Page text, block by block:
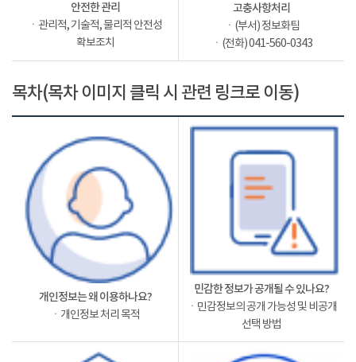
안전한 관리
ㆍ관리적, 기술적, 물리적 안전성
확보조치
고충사항처리
ㆍ(부서) 정보화팀
ㆍ(전화) 041-560-0343
목차(목차 이미지 클릭 시 관련 링크로 이동)
개인정보는 왜 이용하나요?
ㆍ개인정보 처리 목적
민감한 정보가 공개될 수 있나요?
ㆍ민감정보의 공개 가능성 및 비공개
선택 방법